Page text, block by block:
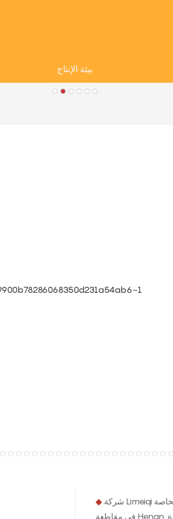
بيئة الإنتاج
◆ شركة Limeiqi هي الشركة الوحيدة التي حصلت على 9 تراخيص لتصنيع المعدات الخاصة